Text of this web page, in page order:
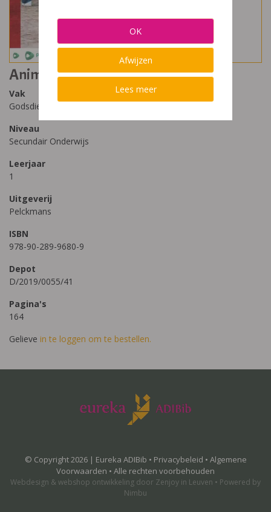
Animo 1 (editie 2019)
Vak
Godsdienst
Niveau
Secundair Onderwijs
Leerjaar
1
Uitgeverij
Pelckmans
ISBN
978-90-289-9680-9
Depot
D/2019/0055/41
Pagina's
164
Gelieve in te loggen om te bestellen.
© Copyright 2026 | Eureka ADIBib • Privacybeleid • Algemene
Voorwaarden • Alle rechten voorbehouden
Webdesign & webshop ontwikkeling door Zenjoy in Leuven • Powered by
Nimbu
OK
Afwijzen
Lees meer